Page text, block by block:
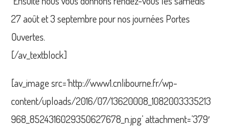
27 août et 3 septembre pour nos journées Portes
Ouvertes.
[/av_textblock]
[av_image src=’http://www1.cnlibourne.fr/wp-
content/uploads/2016/07/13620008_1082003335213
968_8524316029350627678_n.jpg’ attachment=’379′